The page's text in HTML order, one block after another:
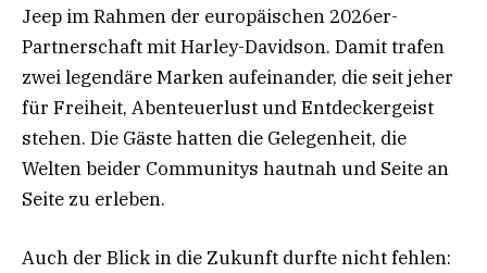
Jeep im Rahmen der europäischen 2026er-
Partnerschaft mit Harley-Davidson. Damit trafen
zwei legendäre Marken aufeinander, die seit jeher
für Freiheit, Abenteuerlust und Entdeckergeist
stehen. Die Gäste hatten die Gelegenheit, die
Welten beider Communitys hautnah und Seite an
Seite zu erleben.
Auch der Blick in die Zukunft durfte nicht fehlen: